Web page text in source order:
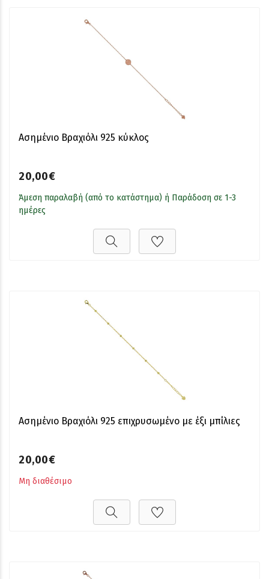
Ασημένιο Βραχιόλι 925 κύκλος
20,00€
Άμεση παραλαβή (από το κατάστημα) ή Παράδοση σε 1-3
ημέρες
Ασημένιο Βραχιόλι 925 επιχρυσωμένο με έξι μπίλιες
20,00€
Μη διαθέσιμο